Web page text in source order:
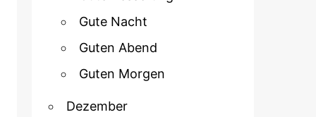
Gute Nacht
Guten Abend
Guten Morgen
Dezember